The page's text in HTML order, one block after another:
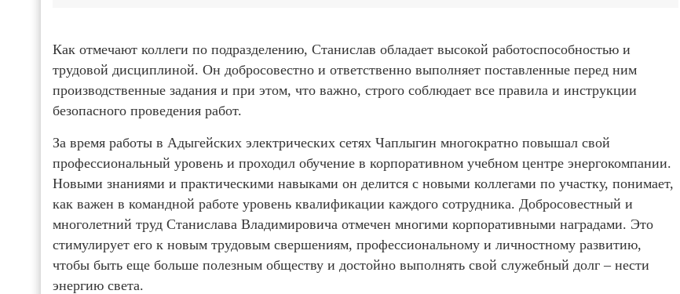
Как отмечают коллеги по подразделению, Станислав обладает высокой работоспособностью и
трудовой дисциплиной. Он добросовестно и ответственно выполняет поставленные перед ним
производственные задания и при этом, что важно, строго соблюдает все правила и инструкции
безопасного проведения работ.
За время работы в Адыгейских электрических сетях Чаплыгин многократно повышал свой
профессиональный уровень и проходил обучение в корпоративном учебном центре энергокомпании.
Новыми знаниями и практическими навыками он делится с новыми коллегами по участку, понимает,
как важен в командной работе уровень квалификации каждого сотрудника. Добросовестный и
многолетний труд Станислава Владимировича отмечен многими корпоративными наградами. Это
стимулирует его к новым трудовым свершениям, профессиональному и личностному развитию,
чтобы быть еще больше полезным обществу и достойно выполнять свой служебный долг – нести
энергию света.